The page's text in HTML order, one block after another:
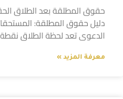
حقوق المطلقة بعد الطلاق
دليل حقوق المطلقة:
الدعوى تعد لحظة الطلاق
معرفة المزيد »